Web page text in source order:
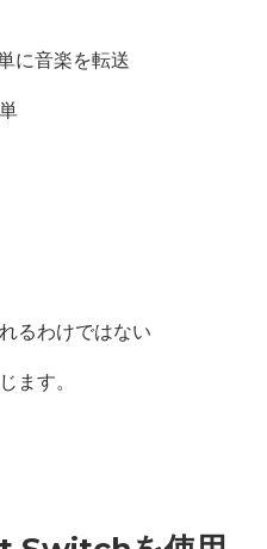
に音楽を転送
るわけではない
ます。